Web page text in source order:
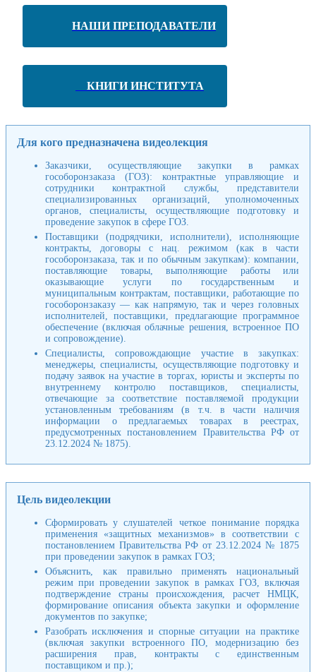
НАШИ ПРЕПОДАВАТЕЛИ
КНИГИ ИНСТИТУТА
Для кого предназначена видеолекция
Заказчики, осуществляющие закупки в рамках
гособоронзаказа (ГОЗ): контрактные управляющие и
сотрудники контрактной службы, представители
специализированных организаций, уполномоченных
органов, специалисты, осуществляющие подготовку и
проведение закупок в сфере ГОЗ.
Поставщики (подрядчики, исполнители), исполняющие
контракты, договоры с нац. режимом (как в части
гособоронзаказа, так и по обычным закупкам): компании,
поставляющие товары, выполняющие работы или
оказывающие услуги по государственным и
муниципальным контрактам, поставщики, работающие по
гособоронзаказу — как напрямую, так и через головных
исполнителей, поставщики, предлагающие программное
обеспечение (включая облачные решения, встроенное ПО
и сопровождение).
Специалисты, сопровождающие участие в закупках:
менеджеры, специалисты, осуществляющие подготовку и
подачу заявок на участие в торгах, юристы и эксперты по
внутреннему контролю поставщиков, специалисты,
отвечающие за соответствие поставляемой продукции
установленным требованиям (в т.ч. в части наличия
информации о предлагаемых товарах в реестрах,
предусмотренных постановлением Правительства РФ от
23.12.2024 № 1875).
Цель видеолекции
Сформировать у слушателей четкое понимание порядка
применения «защитных механизмов» в соответствии с
постановлением Правительства РФ от 23.12.2024 № 1875
при проведении закупок в рамках ГОЗ;
Объяснить, как правильно применять национальный
режим при проведении закупок в рамках ГОЗ, включая
подтверждение страны происхождения, расчет НМЦК,
формирование описания объекта закупки и оформление
документов по закупке;
Разобрать исключения и спорные ситуации на практике
(включая закупки встроенного ПО, модернизацию без
расширения прав, контракты с единственным
поставщиком и пр.);